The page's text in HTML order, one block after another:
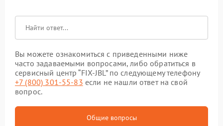
Вы можете ознакомиться с приведенными ниже
часто задаваемыми вопросами, либо обратиться в
сервисный центр “FIX-JBL” по следующему телефону
+7 (800) 301-55-83 если не нашли ответ на свой
вопрос.
Общие вопросы